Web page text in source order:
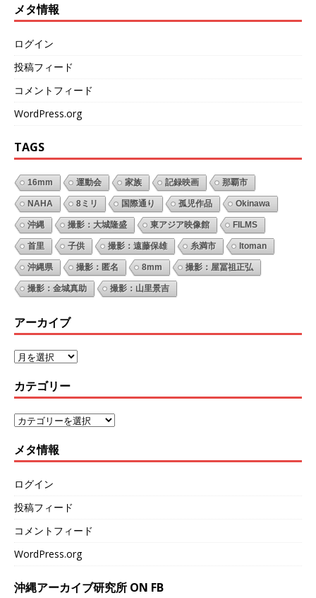
メタ情報
ログイン
投稿フィード
コメントフィード
WordPress.org
TAGS
16mm 運動会 家族 記録映画 那覇市
NAHA 8ミリ 国際通り 孤児作品 Okinawa
沖縄 撮影：大城隆盛 東アジア映像館 FILMS
首里 子供 撮影：遠藤保雄 糸満市 Itoman
沖縄県 撮影：匿名 8mm 撮影：屋冨祖正弘
撮影：金城真助 撮影：山里景吉
アーカイブ
カテゴリー
メタ情報
ログイン
投稿フィード
コメントフィード
WordPress.org
沖縄アーカイブ研究所 ON FB